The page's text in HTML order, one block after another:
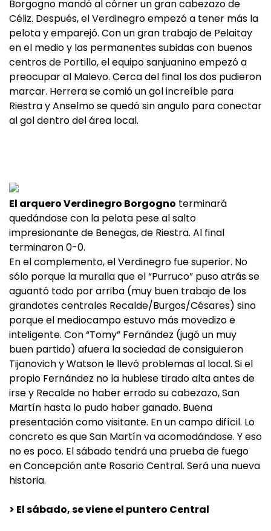
Borgogno mandó al córner un gran cabezazo de
Céliz. Después, el Verdinegro empezó a tener más la
pelota y emparejó. Con un gran trabajo de Pelaitay
en el medio y las permanentes subidas con buenos
centros de Portillo, el equipo sanjuanino empezó a
preocupar al Malevo. Cerca del final los dos pudieron
marcar. Herrera se comió un gol increíble para
Riestra y Anselmo se quedó sin angulo para conectar
al gol dentro del área local.
El arquero Verdinegro Borgogno terminará
quedándose con la pelota pese al salto
impresionante de Benegas, de Riestra. Al final
terminaron 0-0.
En el complemento, el Verdinegro fue superior. No
sólo porque la muralla que el “Purruco” puso atrás se
aguantó todo por arriba (muy buen trabajo de los
grandotes centrales Recalde/Burgos/Césares) sino
porque el mediocampo estuvo más movedizo e
inteligente. Con “Tomy” Fernández (jugó un muy
buen partido) afuera la sociedad de consiguieron
Tijanovich y Watson le llevó problemas al local. Si el
propio Fernández no la hubiese tirado alta antes de
irse y Recalde no haber errado su cabezazo, San
Martín hasta lo pudo haber ganado. Buena
presentación como visitante. En un campo difícil. Lo
concreto es que San Martín va acomodándose. Y eso
no es poco. El sábado tendrá una prueba de fuego
en Concepción ante Rosario Central. Será una nueva
historia.
> El sábado, se viene el puntero Central